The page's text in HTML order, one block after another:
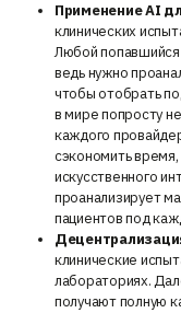
Применение AI
клинических
Любой попавшийся
ведь нужно
чтобы отобрать
в мире попросту
каждого
сэкономить
искусственного
проанализирует
пациентов под
клинические
лабораториях.
получают полную